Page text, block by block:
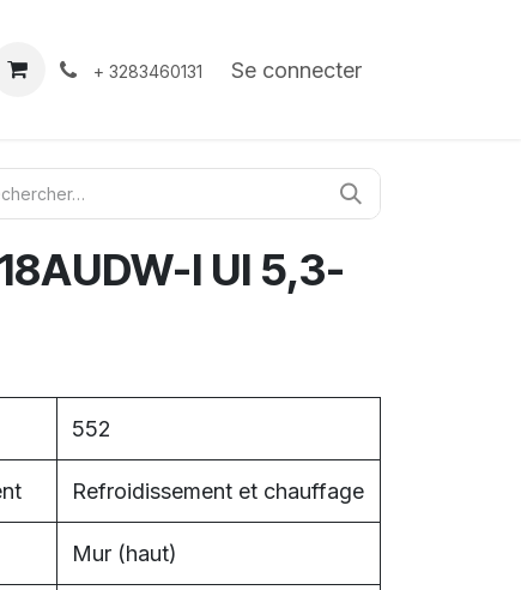
propos Contact
+ 3283460131 Se connecter
I UI 5,3-
552
Refroidissement et chauffage
Mur (haut)